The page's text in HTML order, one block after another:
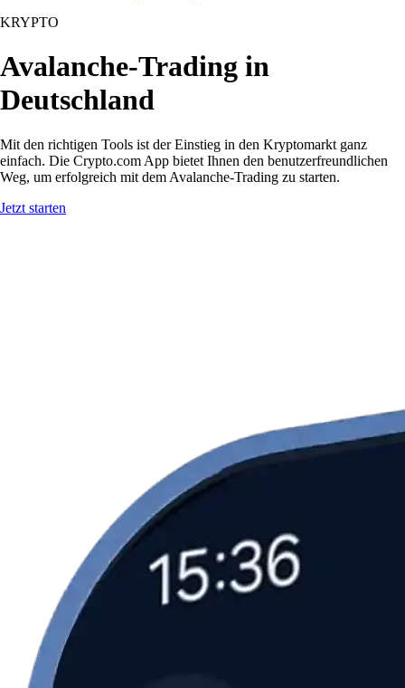
KRYPTO
Avalanche-Trading in
Deutschland
Mit den richtigen Tools ist der Einstieg in den Kryptomarkt ganz
einfach. Die Crypto.com App bietet Ihnen den benutzerfreundlichen
Weg, um erfolgreich mit dem Avalanche-Trading zu starten.
Jetzt starten